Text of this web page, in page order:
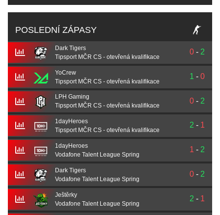
POSLEDNÍ ZÁPASY
Dark Tigers
Tipsport MČR CS - otevřená kvalifikace
0 - 2
YoCrew
Tipsport MČR CS - otevřená kvalifikace
1 - 0
LPH Gaming
Tipsport MČR CS - otevřená kvalifikace
0 - 2
1dayHeroes
Tipsport MČR CS - otevřená kvalifikace
2 - 1
1dayHeroes
Vodafone Talent League Spring
1 - 2
Dark Tigers
Vodafone Talent League Spring
0 - 2
Ještěrky
Vodafone Talent League Spring
2 - 1